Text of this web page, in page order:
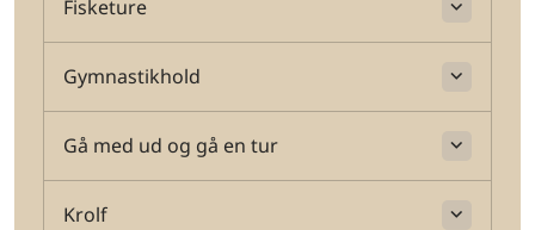
Fisketure
Gymnastikhold
Gå med ud og gå en tur
Krolf